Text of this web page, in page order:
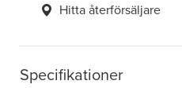
Specifikationer
Hitta återförsäljare